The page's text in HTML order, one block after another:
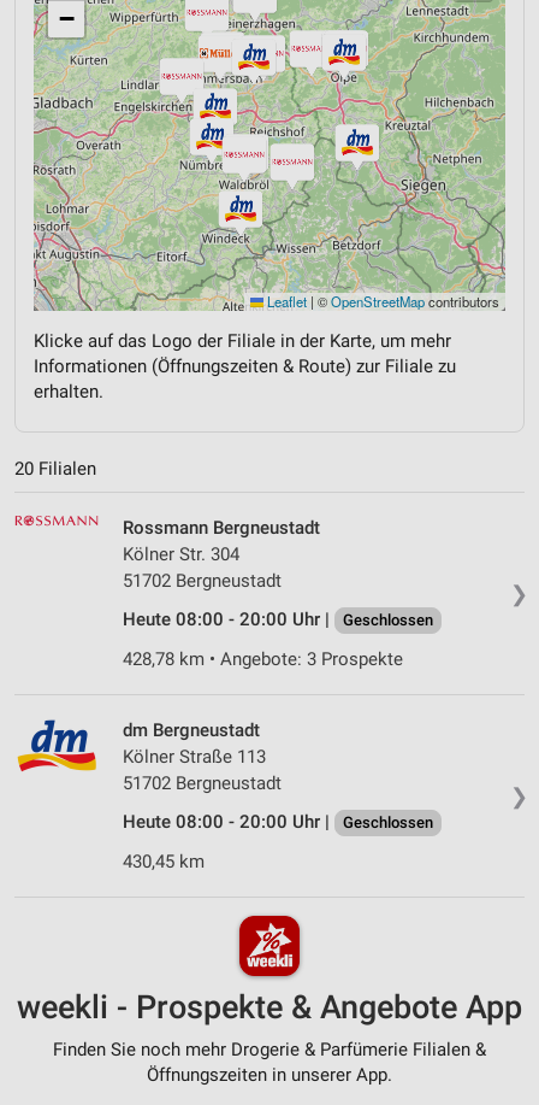
−
Leaflet | ©OpenStreetMapcontributors
Klicke auf das Logo der Filiale in der Karte, um mehr
Informationen (Öffnungszeiten & Route) zur Filiale zu
erhalten.
20 Filialen
❯
Rossmann Bergneustadt
Kölner Str. 304
51702 Bergneustadt
Heute 08:00 - 20:00 Uhr |
Geschlossen
428,78 km • Angebote: 3 Prospekte
❯
dm Bergneustadt
Kölner Straße 113
51702 Bergneustadt
Heute 08:00 - 20:00 Uhr |
Geschlossen
430,45 km
weekli - Prospekte & Angebote App
Finden Sie noch mehr Drogerie & Parfümerie Filialen &
Öffnungszeiten in unserer App.